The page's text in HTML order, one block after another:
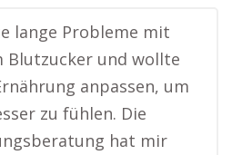
lange Probleme mit
Blutzucker und wollte
anpassen, um
zu fühlen. Die
hat mir